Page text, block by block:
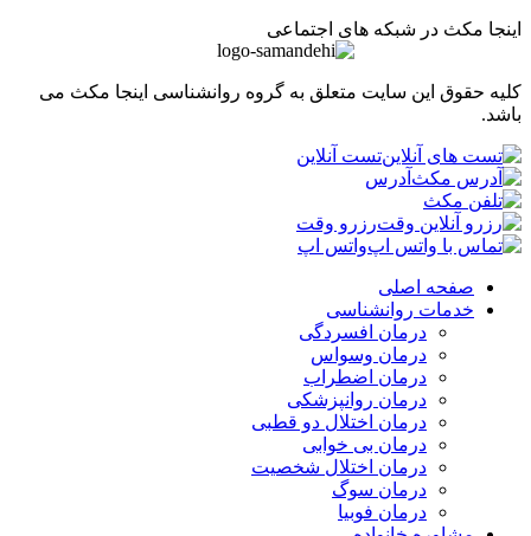
مکث در شبکه های اجتماعی
حقوق این سایت متعلق به گروه روانشناسی اینجا مکث می
تست آنلاین
آدرس
رزرو وقت
واتس اپ
صفحه اصلی
خدمات روانشناسی
درمان افسردگی
درمان وسواس
درمان اضطراب
درمان روانپزشکی
درمان اختلال دو قطبی
درمان بی خوابی
درمان اختلال شخصیت
درمان سوگ
درمان فوبیا